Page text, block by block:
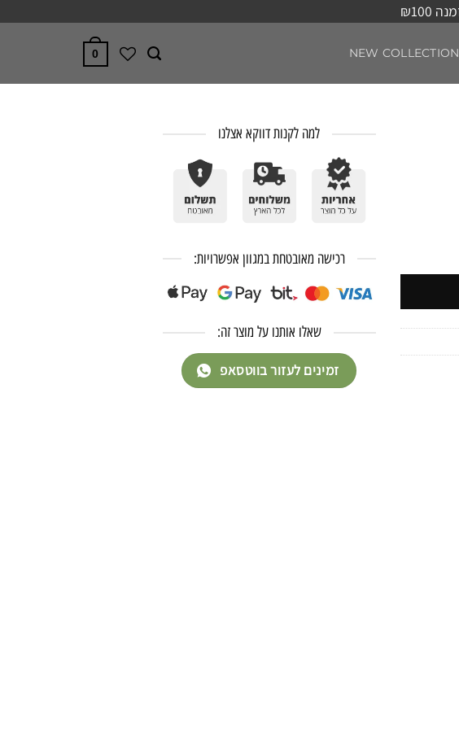
NEW COLLECTION
0
למה לקנות דווקא אצלנו
רכישה מאובטחת במגוון אפשרויות:
שאלו אותנו על מוצר זה:
זמינים לעזור בווטסאפ